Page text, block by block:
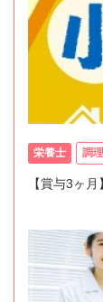
栄養士 調
【賞与3ヶ